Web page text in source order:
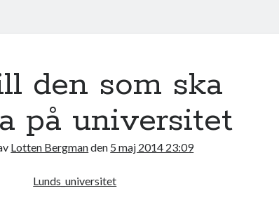
den som ska
på universitet
Lotten Bergmanden 5 maj 2014 23:09